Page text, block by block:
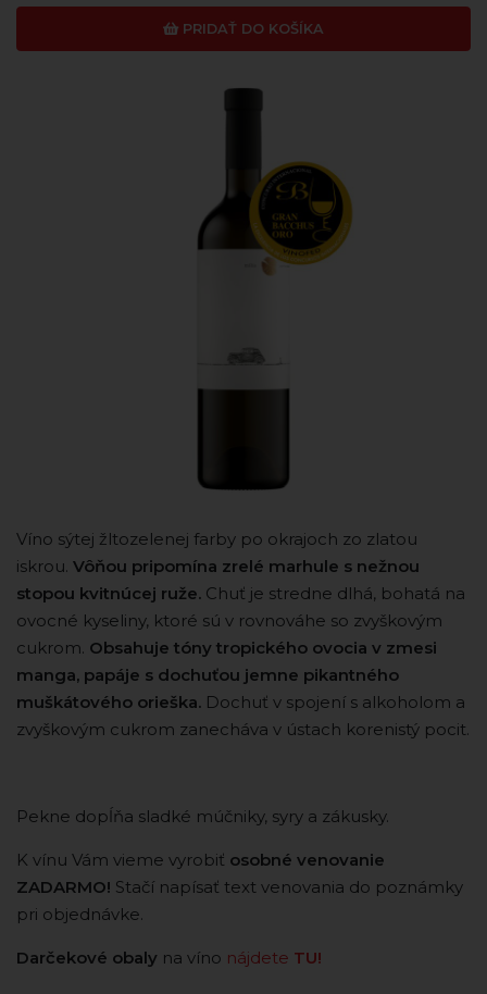
PRIDAŤ DO KOŠÍKA
Víno sýtej žltozelenej farby po okrajoch zo zlatou
iskrou. Vôňou pripomína zrelé marhule s nežnou
stopou kvitnúcej ruže. Chuť je stredne dlhá, bohatá na
ovocné kyseliny, ktoré sú v rovnováhe so zvyškovým
cukrom. Obsahuje tóny tropického ovocia v zmesi
manga, papáje s dochuťou jemne pikantného
muškátového orieška. Dochuť v spojení s alkoholom a
zvyškovým cukrom zanecháva v ústach korenistý pocit.
Pekne dopĺňa sladké múčniky, syry a zákusky.
K vínu Vám vieme vyrobiť osobné venovanie
ZADARMO! Stačí napísať text venovania do poznámky
pri objednávke.
Darčekové obaly na víno nájdete TU!